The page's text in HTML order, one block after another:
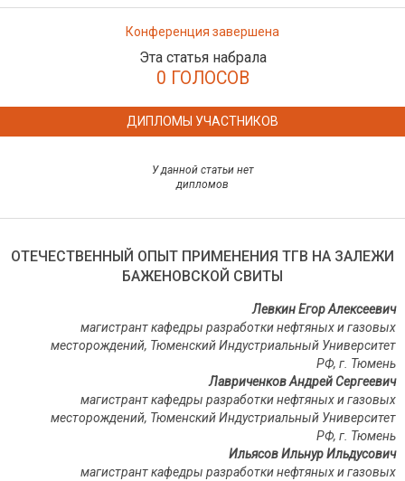
Конференция завершена
Эта статья набрала
0 ГОЛОСОВ
ДИПЛОМЫ УЧАСТНИКОВ
У данной статьи нет
дипломов
ОТЕЧЕСТВЕННЫЙ ОПЫТ ПРИМЕНЕНИЯ ТГВ НА ЗАЛЕЖИ
БАЖЕНОВСКОЙ СВИТЫ
Левкин Егор Алексеевич
магистрант кафедры разработки нефтяных и газовых
месторождений, Тюменский Индустриальный Университет
РФ, г. Тюмень
Лавриченков Андрей Сергеевич
магистрант кафедры разработки нефтяных и газовых
месторождений, Тюменский Индустриальный Университет
РФ, г. Тюмень
Ильясов Ильнур Ильдусович
магистрант кафедры разработки нефтяных и газовых